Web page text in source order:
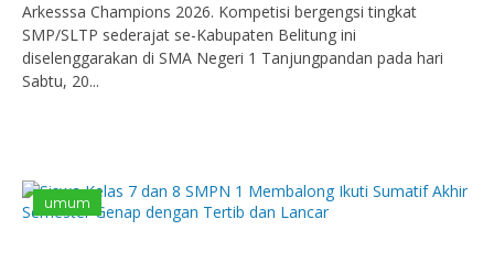
Arkesssa Champions 2026. Kompetisi bergengsi tingkat
SMP/SLTP sederajat se-Kabupaten Belitung ini
diselenggarakan di SMA Negeri 1 Tanjungpandan pada hari
Sabtu, 20...
umum